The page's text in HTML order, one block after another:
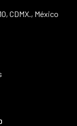
CDMX., México